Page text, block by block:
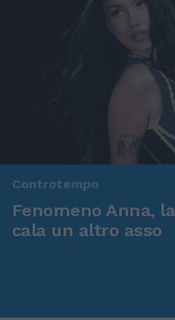
Controtempo
Fenomeno Anna,
cala un altro asso